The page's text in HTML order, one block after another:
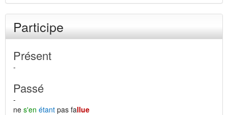
Participe
Présent
-
Passé
-
ne s'en étant pas fallue